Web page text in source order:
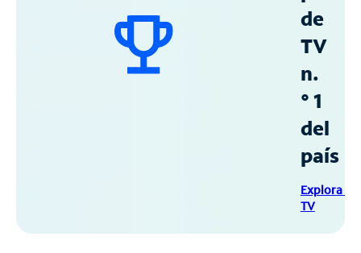
de
TV
n.
° 1
del
país
Explora
TV